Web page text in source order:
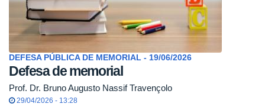
DEFESA PÚBLICA DE MEMORIAL - 19/06/2026
Defesa de memorial
Prof. Dr. Bruno Augusto Nassif Travençolo
29/04/2026 - 13:28